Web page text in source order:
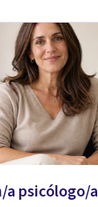
a psicólogo/a